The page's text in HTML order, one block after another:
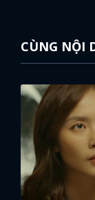
CÙNG NỘI